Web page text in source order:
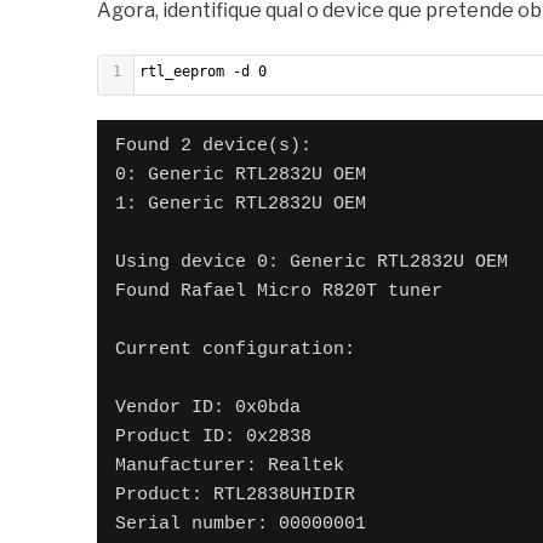
43
          Synch Type               None
45
        wMaxPacketSize     0x0200  1x 512 bytes
46
        bInterval               0
47
    Interface Descriptor:
48
      bLength                 9
49
      bDescriptorType         4
50
      bInterfaceNumber        1
52
      bNumEndpoints           0
53
bInterfaceClass       255 Vendor Specific
55
bInterfaceProtocol    255 Vendor Specific
57
Device Qualifier (for other device speed):
58
  bLength                10
59
  bDescriptorType         6
60
  bcdUSB               2.00
61
  bDeviceClass            0
Agora, identifique qual o device que pretende
1 rtl_eeprom -d 0
Found 2 device(s):
0: Generic RTL2832U OEM
1: Generic RTL2832U OEM
Using device 0: Generic RTL2832U OEM
Found Rafael Micro R820T tuner
Current configuration:
Vendor ID: 0x0bda
Product ID: 0x2838
Manufacturer: Realtek
Product: RTL2838UHIDIR
Serial number: 00000001